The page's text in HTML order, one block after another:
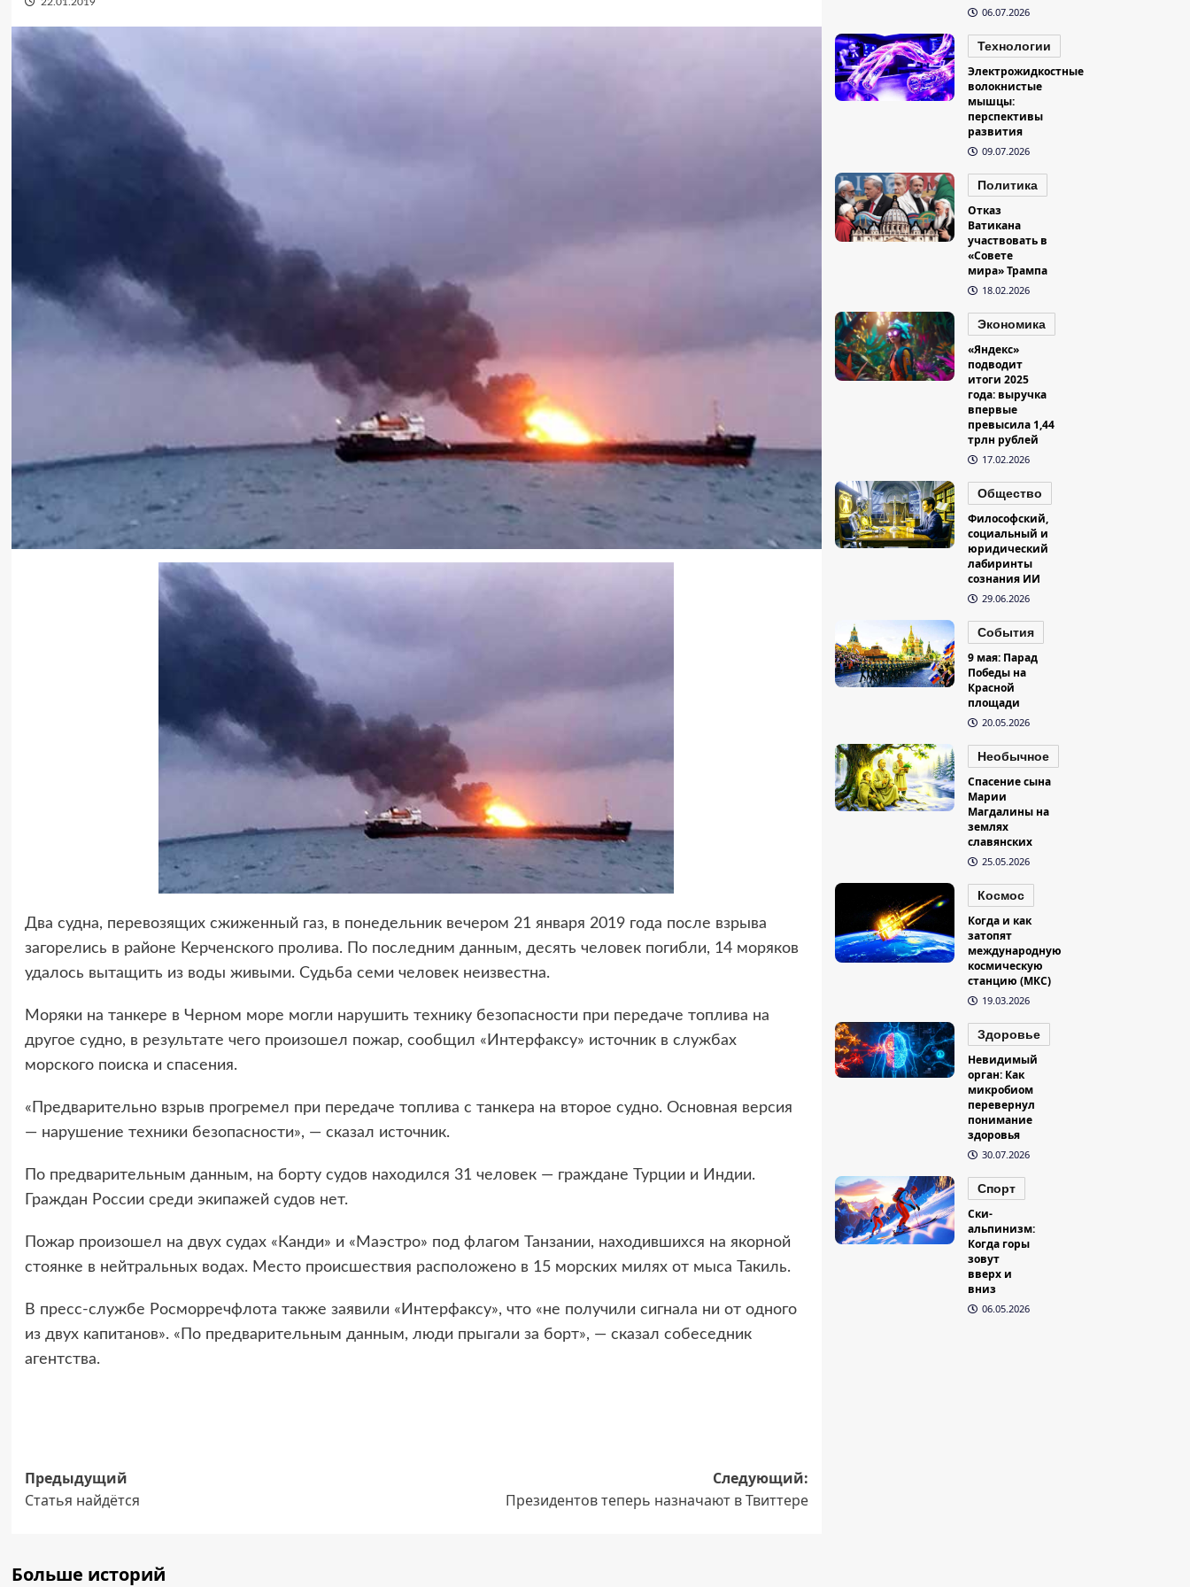
22.01.2019
Два судна, перевозящих сжиженный газ, в понедельник вечером 21 января 2019 года после взрыва
загорелись в районе Керченского пролива. По последним данным, десять человек погибли, 14 моряков
удалось вытащить из воды живыми. Судьба семи человек неизвестна.
Моряки на танкере в Черном море могли нарушить технику безопасности при передаче топлива на
другое судно, в результате чего произошел пожар, сообщил «Интерфаксу» источник в службах
морского поиска и спасения.
«Предварительно взрыв прогремел при передаче топлива с танкера на второе судно. Основная версия
— нарушение техники безопасности», — сказал источник.
По предварительным данным, на борту судов находился 31 человек — граждане Турции и Индии.
Граждан России среди экипажей судов нет.
Пожар произошел на двух судах «Канди» и «Маэстро» под флагом Танзании, находившихся на якорной
стоянке в нейтральных водах. Место происшествия расположено в 15 морских милях от мыса Такиль.
В пресс-службе Росморречфлота также заявили «Интерфаксу», что «не получили сигнала ни от одного
из двух капитанов». «По предварительным данным, люди прыгали за борт», — сказал собеседник
агентства.
Навигация
записи
Предыдущий
Статья найдётся
Следующий:
Президентов теперь назначают в Твиттере
Больше историй
06.07.2026
Технологии
Электрожидкостные
волокнистые
мышцы:
перспективы
развития
09.07.2026
Политика
Отказ
Ватикана
участвовать в
«Совете
мира» Трампа
18.02.2026
Экономика
«Яндекс»
подводит
итоги 2025
года: выручка
впервые
превысила 1,44
трлн рублей
17.02.2026
Общество
Философский,
социальный и
юридический
лабиринты
сознания ИИ
29.06.2026
События
9 мая: Парад
Победы на
Красной
площади
20.05.2026
Необычное
Спасение сына
Марии
Магдалины на
землях
славянских
25.05.2026
Космос
Когда и как
затопят
международную
космическую
станцию (МКС)
19.03.2026
Здоровье
Невидимый
орган: Как
микробиом
перевернул
понимание
здоровья
30.07.2026
Спорт
Ски-
альпинизм:
Когда горы
зовут
вверх и
вниз
06.05.2026